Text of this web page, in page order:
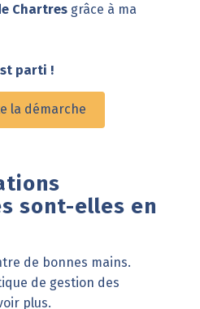
Chartresgrâce à ma
parti !
la démarche
sont-elles en
de bonnes mains.
de gestion des
plus.